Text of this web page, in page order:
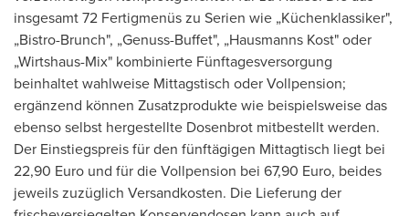
insgesamt 72 Fertigmenüs zu Serien wie „Küchenklassiker",
„Bistro-Brunch", „Genuss-Buffet", „Hausmanns Kost" oder
„Wirtshaus-Mix" kombinierte Fünftagesversorgung
beinhaltet wahlweise Mittagstisch oder Vollpension;
ergänzend können Zusatzprodukte wie beispielsweise das
ebenso selbst hergestellte Dosenbrot mitbestellt werden.
Der Einstiegspreis für den fünftägigen Mittagtisch liegt bei
22,90 Euro und für die Vollpension bei 67,90 Euro, beides
jeweils zuzüglich Versandkosten. Die Lieferung der